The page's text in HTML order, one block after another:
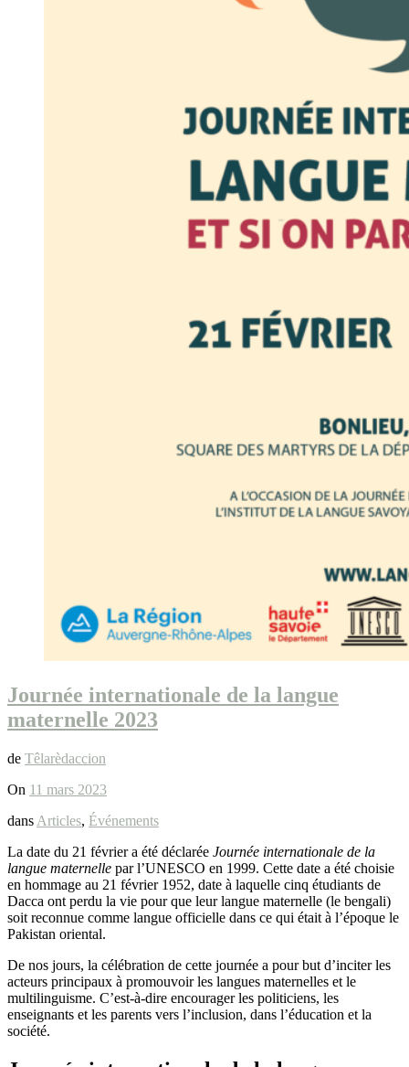
Journée internationale de la langue
maternelle 2023
de Têlarèdaccion
On 11 mars 2023
dans Articles, Événements
La date du 21 février a été déclarée Journée internationale de la
langue maternelle par l’UNESCO en 1999. Cette date a été choisie
en hommage au 21 février 1952, date à laquelle cinq étudiants de
Dacca ont perdu la vie pour que leur langue maternelle (le bengali)
soit reconnue comme langue officielle dans ce qui était à l’époque le
Pakistan oriental.
De nos jours, la célébration de cette journée a pour but d’inciter les
acteurs principaux à promouvoir les langues maternelles et le
multilinguisme. C’est-à-dire encourager les politiciens, les
enseignants et les parents vers l’inclusion, dans l’éducation et la
société.